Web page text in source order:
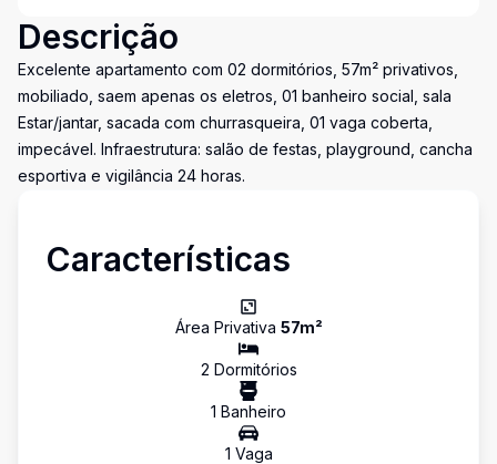
Descrição
Excelente apartamento com 02 dormitórios, 57m² privativos,
mobiliado, saem apenas os eletros, 01 banheiro social, sala
Estar/jantar, sacada com churrasqueira, 01 vaga coberta,
impecável. Infraestrutura: salão de festas, playground, cancha
esportiva e vigilância 24 horas.
Características
Área Privativa 57m²
2 Dormitórios
1 Banheiro
1 Vaga